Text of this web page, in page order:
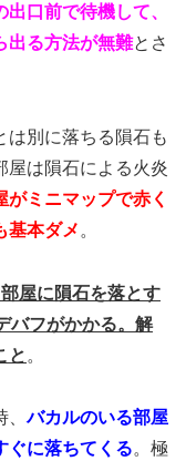
口前で待機して、
出る方法が無難とさ
別に落ちる隕石も
屋は隕石による火炎
がミニマップで赤く
基本ダメ 。
屋に隕石を落とす
バフがかかる。解
と 。
、バカルのいる部屋
ぐに落ちてくる。極